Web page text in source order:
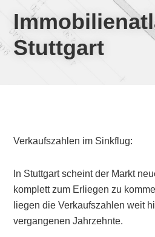
Stuttgart
Verkaufszahlen im Sinkflug:
In Stuttgart scheint der Markt
komplett zum Erliegen zu
liegen die Verkaufszahlen weit
vergangenen Jahrzehnte.